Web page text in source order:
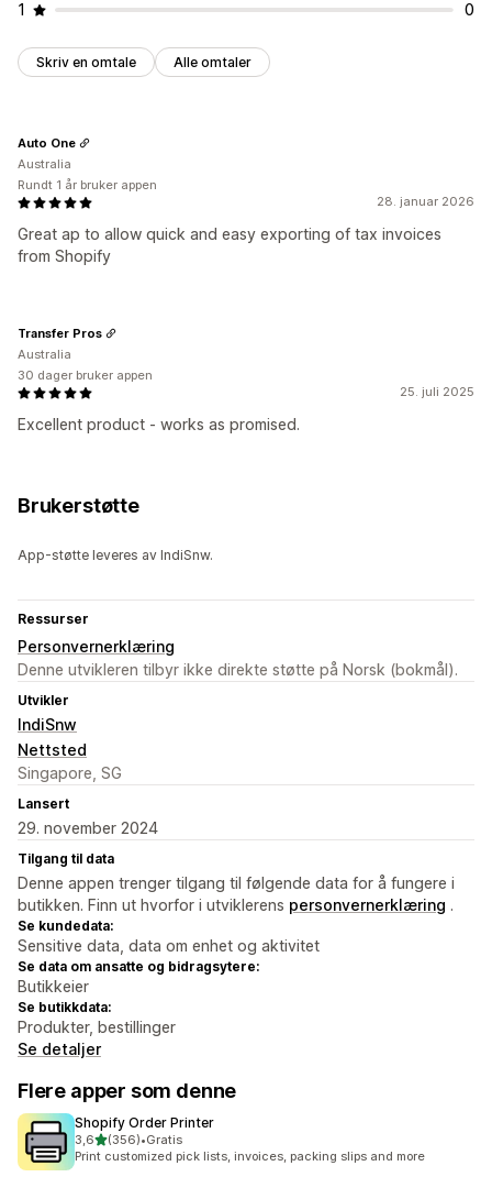
1 0
Skriv en omtale Alle omtaler
28. januar 2026
Great ap to allow quick and easy exporting of tax invoices
from Shopify
Auto One
Australia
Rundt 1 år bruker appen
25. juli 2025
Excellent product - works as promised.
Transfer Pros
Australia
30 dager bruker appen
Brukerstøtte
App-støtte leveres av IndiSnw.
Ressurser
Personvernerklæring
Denne utvikleren tilbyr ikke direkte støtte på Norsk (bokmål).
Utvikler
IndiSnw
Nettsted
Singapore, SG
Lansert
29. november 2024
Tilgang til data
Denne appen trenger tilgang til følgende data for å fungere i
butikken. Finn ut hvorfor i utviklerens personvernerklæring .
Se kundedata:
Sensitive data, data om enhet og aktivitet
Se data om ansatte og bidragsytere:
Butikkeier
Se butikkdata:
Produkter, bestillinger
Se detaljer
Flere apper som denne
Shopify Order Printer
3,6av 5 stjerner
(356)
Totalt 356 omtaler
•Gratis
Print customized pick lists, invoices, packing slips and more